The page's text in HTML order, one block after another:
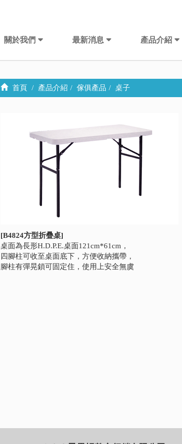
關於我們 最新消息 產品介紹
首頁 產品介紹 傢俱產品 桌子
[B4824方型折疊桌]
桌面為長形H.D.P.E.桌面121cm*61cm，
四腳柱可收至桌面底下，方便收納攜帶，
腳柱有彈晃鎖可固定住，使用上安全無虞